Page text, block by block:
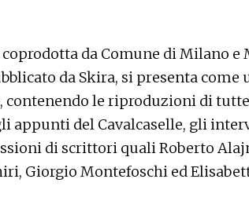
da Comune di Milano e
da Skira, si presenta come
contenendo le riproduzioni di
appunti del Cavalcaselle, gli
di scrittori quali Roberto
Giorgio Montefoschi ed